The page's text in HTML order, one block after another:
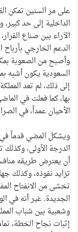
على مر السنين تمكن
الداخلية إلى حد
الآراء بين صناع
الدعم الخارجي بأرباح
وأصبح من الصعوبة
السعودية يكون أشبه
إلى ذلك، لم تعد
بها، كما فعلت في
الأحيان عمداً، في
الدرجة الأولى،
أن يعترض طريقه
تزايد نفوذه، وكذلك
تخشى من الانفتاح
الجديدة. غير أنه في
وشعبية بين شباب
إثبات نجاح الخطة،